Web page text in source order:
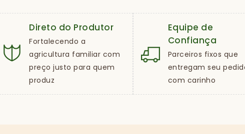
Direto do Produtor
Fortalecendo a
agricultura familiar com
preço justo para quem
produz
Equipe de
Confiança
Parceiros fixos que
entregam seu
com carinho